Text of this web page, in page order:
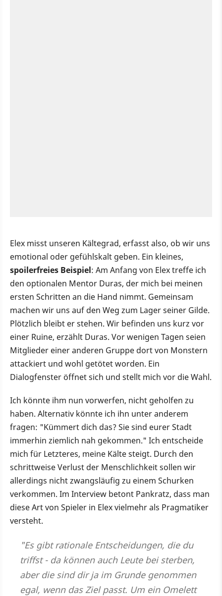
Elex misst unseren Kältegrad, erfasst also, ob wir uns
emotional oder gefühlskalt geben. Ein kleines,
spoilerfreies Beispiel: Am Anfang von Elex treffe ich
den optionalen Mentor Duras, der mich bei meinen
ersten Schritten an die Hand nimmt. Gemeinsam
machen wir uns auf den Weg zum Lager seiner Gilde.
Plötzlich bleibt er stehen. Wir befinden uns kurz vor
einer Ruine, erzählt Duras. Vor wenigen Tagen seien
Mitglieder einer anderen Gruppe dort von Monstern
attackiert und wohl getötet worden. Ein
Dialogfenster öffnet sich und stellt mich vor die Wahl.
Ich könnte ihm nun vorwerfen, nicht geholfen zu
haben. Alternativ könnte ich ihn unter anderem
fragen: "Kümmert dich das? Sie sind eurer Stadt
immerhin ziemlich nah gekommen." Ich entscheide
mich für Letzteres, meine Kälte steigt. Durch den
schrittweise Verlust der Menschlichkeit sollen wir
allerdings nicht zwangsläufig zu einem Schurken
verkommen. Im Interview betont Pankratz, dass man
diese Art von Spieler in Elex vielmehr als Pragmatiker
versteht.
"Es gibt rationale Entscheidungen, die du
triffst - da können auch Leute bei sterben,
aber die sind dir ja im Grunde genommen
egal, wenn das Ziel passt. Um ein Omelett